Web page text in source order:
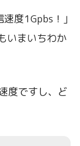
度1Gpbs！｣
いまいちわか
度ですし、ど